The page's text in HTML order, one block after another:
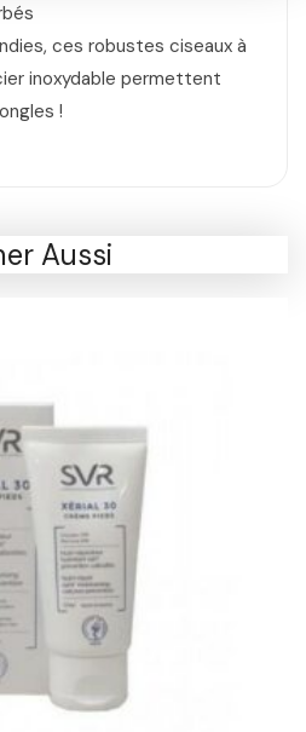
ces robustes ciseaux à
inoxydable permettent
!
Aussi